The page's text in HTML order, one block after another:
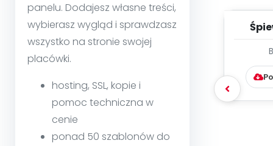
panelu. Dodajesz własne treści,
wybierasz wygląd i sprawdzasz
wszystko na stronie swojej
placówki.
hosting, SSL, kopie i
pomoc techniczna w
cenie
ponad 50 szablonów do